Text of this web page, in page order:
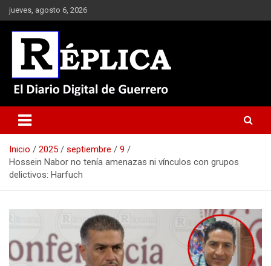
Saltar
al
contenido
jueves, agosto 6, 2026
Réplica
Inicio 2025 septiembre
9
Hossein Nabor no tenía amenazas ni vínculos con grupos
delictivos: Harfuch